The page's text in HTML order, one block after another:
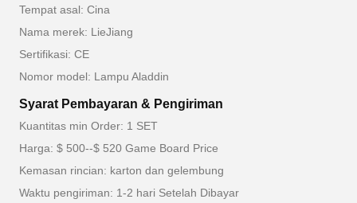
Tempat asal: Cina
Nama merek: LieJiang
Sertifikasi: CE
Nomor model: Lampu Aladdin
Syarat Pembayaran & Pengiriman
Kuantitas min Order: 1 SET
Harga: $ 500--$ 520 Game Board Price
Kemasan rincian: karton dan gelembung
Waktu pengiriman: 1-2 hari Setelah Dibayar